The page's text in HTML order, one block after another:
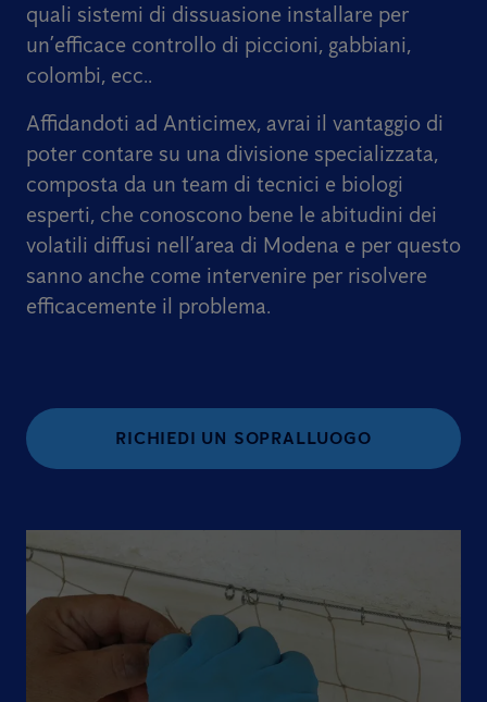
quali sistemi di dissuasione installare per
un’efficace controllo di piccioni, gabbiani,
colombi, ecc..
Affidandoti ad Anticimex, avrai il vantaggio di
poter contare su una divisione specializzata,
composta da un team di tecnici e biologi
esperti, che conoscono bene le abitudini dei
volatili diffusi nell’area di Modena e per questo
sanno anche come intervenire per risolvere
efficacemente il problema.
RICHIEDI UN SOPRALLUOGO